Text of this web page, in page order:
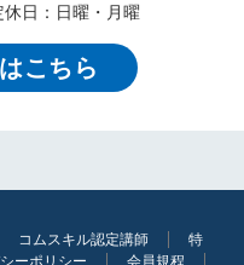
日：日曜・月曜
こちら
コムスキル認定講師
特
ーポリシー 会員規程